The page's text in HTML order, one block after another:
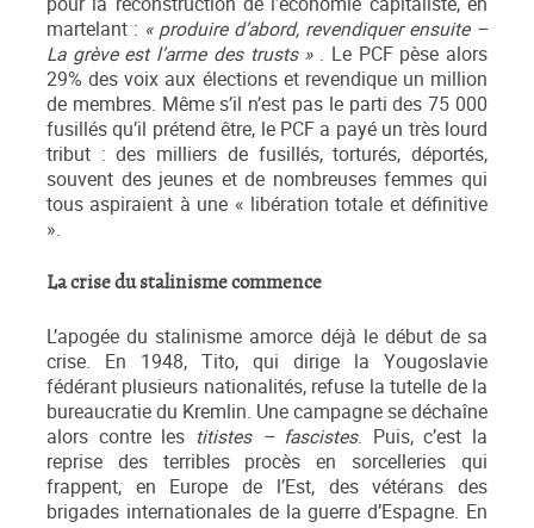
martelant : « produire d’abord, revendiquer ensuite –
La grève est l’arme des trusts » . Le PCF pèse alors
29% des voix aux élections et revendique un million
de membres. Même s’il n’est pas le parti des 75 000
fusillés qu’il prétend être, le PCF a payé un très lourd
tribut : des milliers de fusillés, torturés, déportés,
souvent des jeunes et de nombreuses femmes qui
tous aspiraient à une « libération totale et définitive
».
La crise du stalinisme commence
L’apogée du stalinisme amorce déjà le début de sa
crise. En 1948, Tito, qui dirige la Yougoslavie
fédérant plusieurs nationalités, refuse la tutelle de la
bureaucratie du Kremlin. Une campagne se déchaîne
alors contre les titistes – fascistes. Puis, c’est la
reprise des terribles procès en sorcelleries qui
frappent, en Europe de l’Est, des vétérans des
brigades internationales de la guerre d’Espagne. En